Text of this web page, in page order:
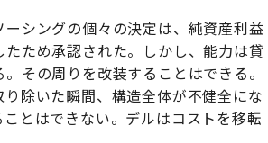
シングの個々の決定は、純資産利益
ため承認された。しかし、能力は貸
その周りを改装することはできる。
除いた瞬間、構造全体が不健全にな
とはできない。デルはコストを移転